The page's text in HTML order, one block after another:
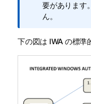
モ
要があります
ん。
下の図は IWA の標準